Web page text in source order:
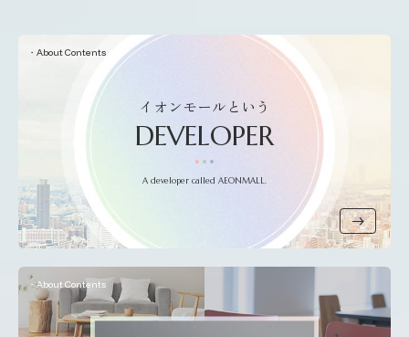
About Contents
イオンモールという
DEVELOPER
A developer called AEONMALL.
About Contents